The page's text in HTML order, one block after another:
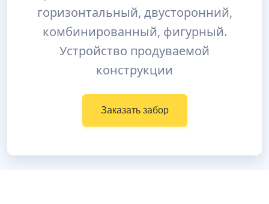
горизонтальный, двусторонний,
комбинированный, фигурный.
Устройство продуваемой
конструкции
Заказать забор